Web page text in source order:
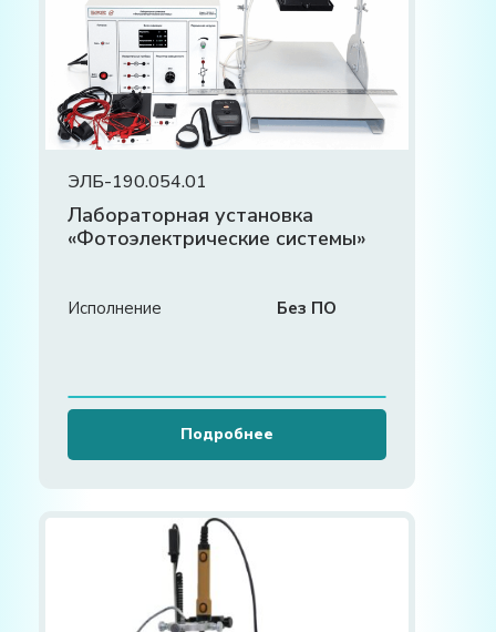
ЭЛБ-190.054.01
Лабораторная установка
«Фотоэлектрические системы»
Исполнение Без ПО
Подробнее